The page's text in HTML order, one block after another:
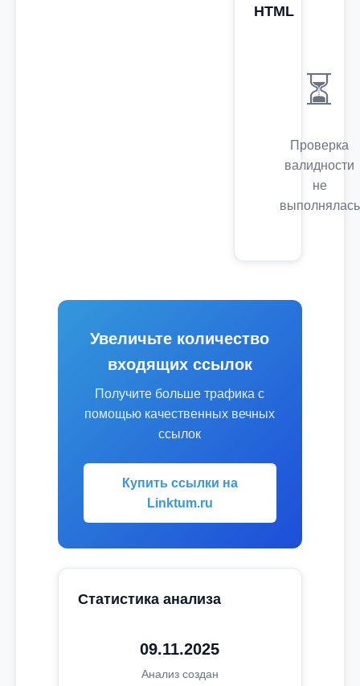
HTML
⏳
Проверка
валидности
не
выполнялась
Увеличьте количество
входящих ссылок
Получите больше трафика с
помощью качественных вечных
ссылок
Купить ссылки на
Linktum.ru
Статистика анализа
09.11.2025
Анализ создан